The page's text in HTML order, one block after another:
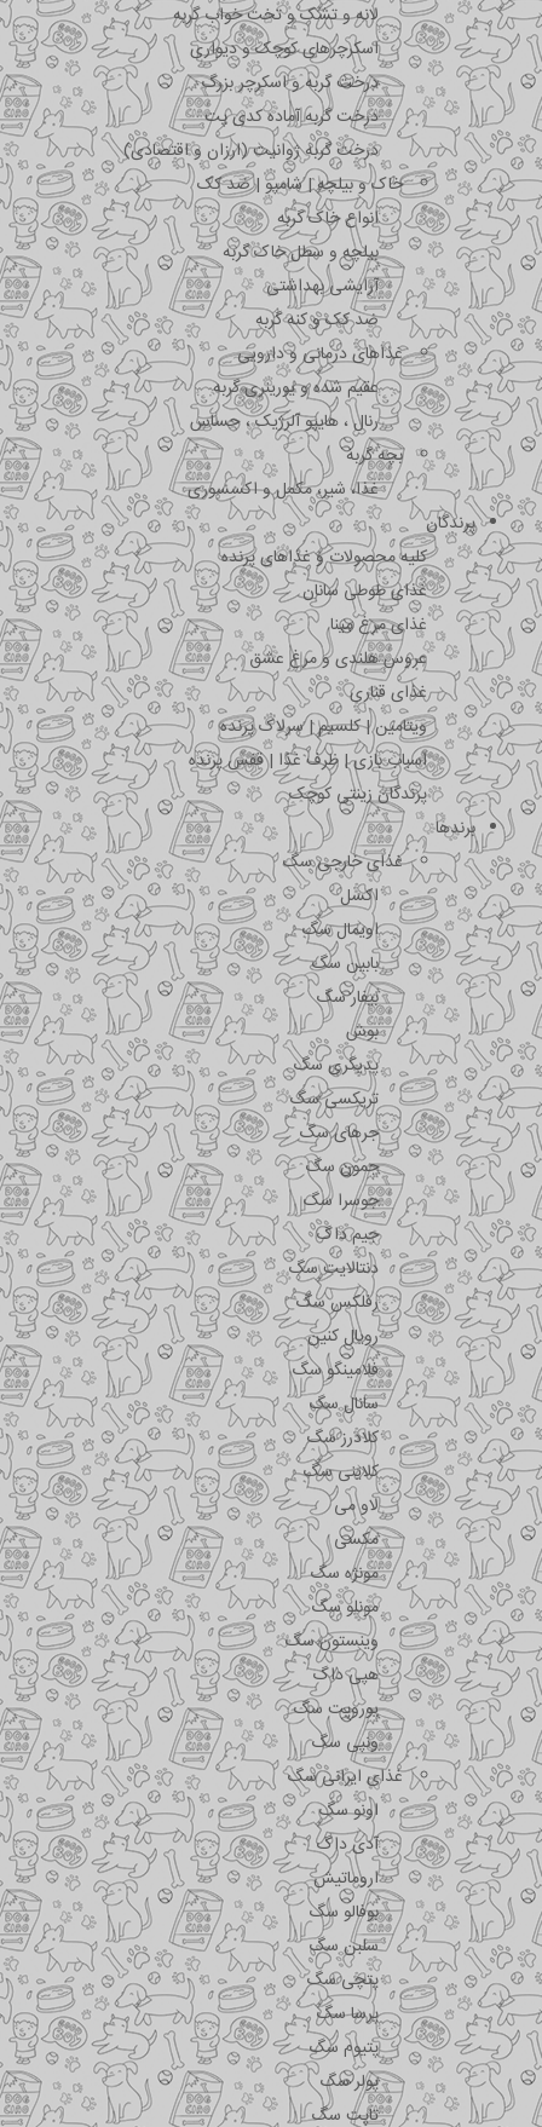
لانه و تشک و تخت خواب گربه
اسکرچرهای کوچک و دیواری
درخت گربه و اسکرچر بزرگ
درخت گربه آماده کدی پت
درخت گربه ژوانیت (ارزان و اقتصادی)
خاک و بیلچه | شامپو | ضد کک
انواع خاک گربه
بیلچه و سطل خاک گربه
آرایشی بهداشتی
ضد کک و کنه گربه
غذاهای درمانی و دارویی
عقیم شده و یورینری گربه
رنال ، هایپو آلرژیک ، حساس
بچه گربه
غذا، شیر، مکمل و اکسسوری
پرندگان
کلیه محصولات و غذاهای پرنده
غذای طوطی سانان
غذای مرغ مینا
عروس هلندی و مرغ عشق
غذای قناری
ویتامین | کلسیم | سرلاک پرنده
اسباب بازی | ظرف غذا | قفس پرنده
پرندگان زینتی کوچک
برندها
غذای خارجی سگ
اکسل
اویمال سگ
بابین سگ
بیفار سگ
بوش
پدیگری سگ
تریکسی سگ
جرهای سگ
جمون سگ
جوسرا سگ
جیم داگ
دنتالایت سگ
رفلکس سگ
رویال کنین
فلامینگو سگ
سانال سگ
کلادرز سگ
کلاینی سگ
لاو می
مکسی
مونژه سگ
مونلو سگ
وینستون سگ
هپی داگ
یوروپت سگ
ونپی سگ
غذای ایرانی سگ
اونو سگ
آدی داگ
اروماتیش
بوفالو سگ
سلبن سگ
پتچی سگ
پرسا سگ
پتیوم سگ
پولر سگ
تاپت سگ